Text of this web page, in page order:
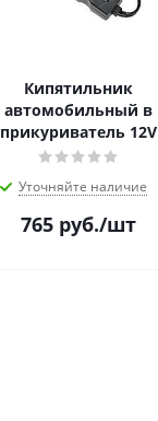
Кипятильник
автомобильный в
прикуриватель 12V
Уточняйте наличие
765 руб./шт